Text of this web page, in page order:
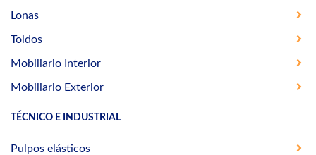
Lonas
Toldos
Mobiliario Interior
Mobiliario Exterior
TÉCNICO E INDUSTRIAL
Pulpos elásticos